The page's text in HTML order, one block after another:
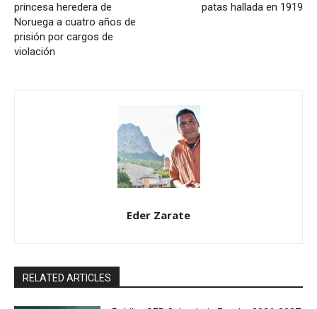
princesa heredera de
Noruega a cuatro años de
prisión por cargos de
violación
patas hallada en 1919
Eder Zarate
RELATED ARTICLES